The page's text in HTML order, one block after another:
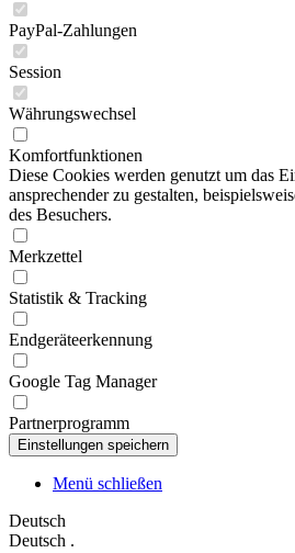
PayPal-Zahlungen
Session
Währungswechsel
Komfortfunktionen
Diese Cookies werden genutzt um das
ansprechender zu gestalten,
des Besuchers.
Merkzettel
Statistik & Tracking
Endgeräteerkennung
Google Tag Manager
Partnerprogramm
Menü schließen
Deutsch
Deutsch .